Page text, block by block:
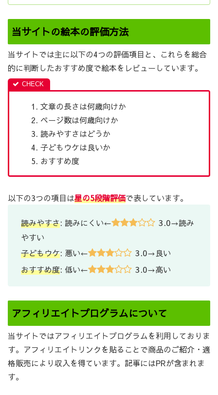
当サイトの絵本の評価方法
当サイトでは主に以下の4つの評価項目と、これらを総合
的に判断したおすすめ度で絵本をレビューしています。
文章の長さは何歳向けか
ページ数は何歳向けか
読みやすさはどうか
子どもウケは良いか
おすすめ度
以下の3つの項目は星の5段階評価で表しています。
読みやすさ: 読みにくい← 3.0→読み
やすい
子どもウケ: 悪い← 3.0→良い
おすすめ度: 低い← 3.0→高い
アフィリエイトプログラムについて
当サイトではアフィリエイトプログラムを利用しておりま
す。アフィリエイトリンクを貼ることで商品のご紹介・適
格販売により収入を得ています。記事にはPRが含まれま
す。